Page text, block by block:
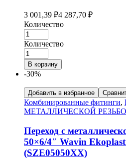
3 001,39 ₽4 287,70 ₽
Количество
Количество
В корзину
-30%
Добавить в избранное
Комбинированные фитинги,
МЕТАЛЛИЧЕСКОЙ
Переход с
50×6/4″ Wavin
(SZE05050XX)